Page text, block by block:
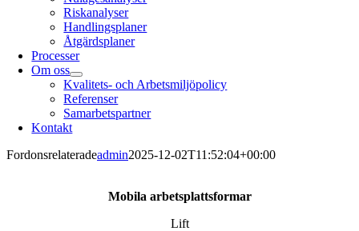
Riskanalyser
Handlingsplaner
Åtgärdsplaner
Processer
Om oss
Kvalitets- och Arbetsmiljöpolicy
Referenser
Samarbetspartner
Kontakt
Fordonsrelateradeadmin2025-12-02T11:52:04+00:00
Mobila arbetsplattsformar
Lift